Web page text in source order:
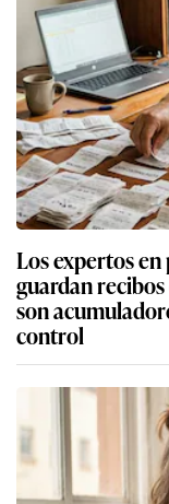
Los expertos
guardan
son
control